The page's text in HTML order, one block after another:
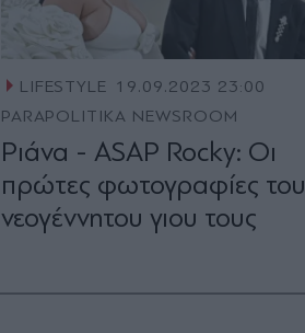
LIFESTYLE 19.09.2023 23:00
PARAPOLITIKA NEWSROOM
Ριάνα - ASAP Rocky: Οι
πρώτες φωτογραφίες του
νεογέννητου γιου τους